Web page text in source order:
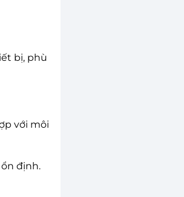
bị, phù
với môi
định.